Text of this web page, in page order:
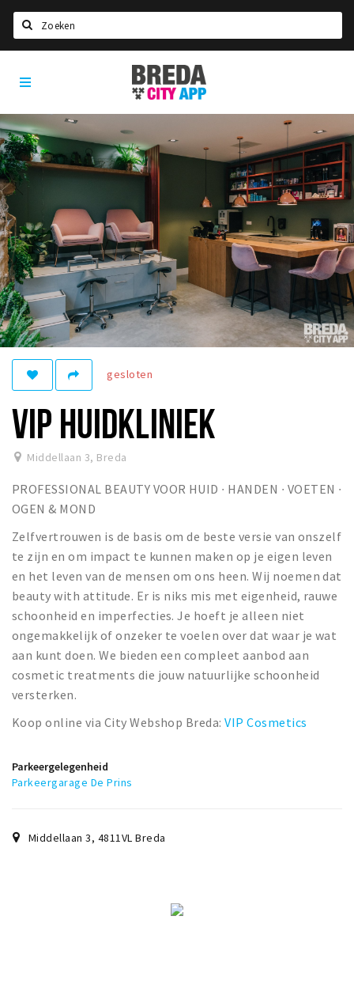
Home
Agenda
Deals
Party pics
Eten
Drinken
Slapen
Recreatief
Winkels
Winkelgebieden
Bezienswaardigheden
Musea, theaters & podia
Uitjes & activiteiten
Toeristische routes
Natuurgebieden
Baroniepoorten
Sport
Privacy
Inloggen
Breda
City
App
gesloten
VIP HUIDKLINIEK
Middellaan 3, Breda
PROFESSIONAL BEAUTY VOOR HUID ∙ HANDEN ∙ VOETEN ∙
OGEN & MOND
Zelfvertrouwen is de basis om de beste versie van onszelf
te zijn en om impact te kunnen maken op je eigen leven
en het leven van de mensen om ons heen. Wij noemen dat
beauty with attitude. Er is niks mis met eigenheid, rauwe
schoonheid en imperfecties. Je hoeft je alleen niet
ongemakkelijk of onzeker te voelen over dat waar je wat
aan kunt doen. We bieden een compleet aanbod aan
cosmetic treatments die jouw natuurlijke schoonheid
versterken.
Koop online via City Webshop Breda:VIP Cosmetics
Parkeergelegenheid
Parkeergarage De Prins
Middellaan 3, 4811VL Breda